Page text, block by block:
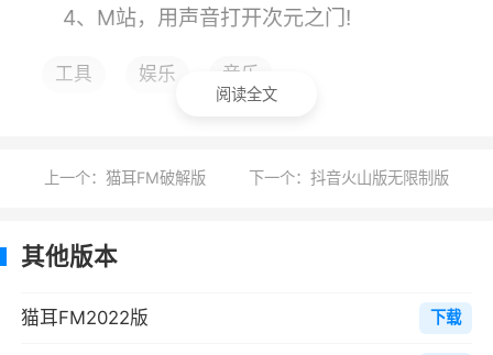
4、M站，用声音打开次元之门!
软件功能
你追的小说和漫画在这里都有声音剧，关灯
愈应有尽有。
睡前时光，听着小姐姐或者男神的温柔声音
工具 娱乐 音乐
阅读全文
上一个：猫耳FM破解版 下一个：抖音火山版无限制版
其他版本
猫耳FM2022版 下载